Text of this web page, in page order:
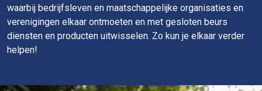
waarbij bedrijfsleven en maatschappelijke organisaties en
verenigingen elkaar ontmoeten en met gesloten beurs
diensten en producten uitwisselen. Zo kun je elkaar verder
helpen!